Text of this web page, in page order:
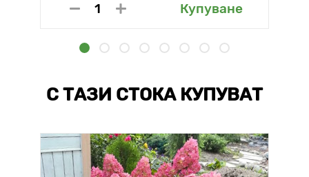
Купуване
С ТАЗИ СТОКА КУПУВАТ